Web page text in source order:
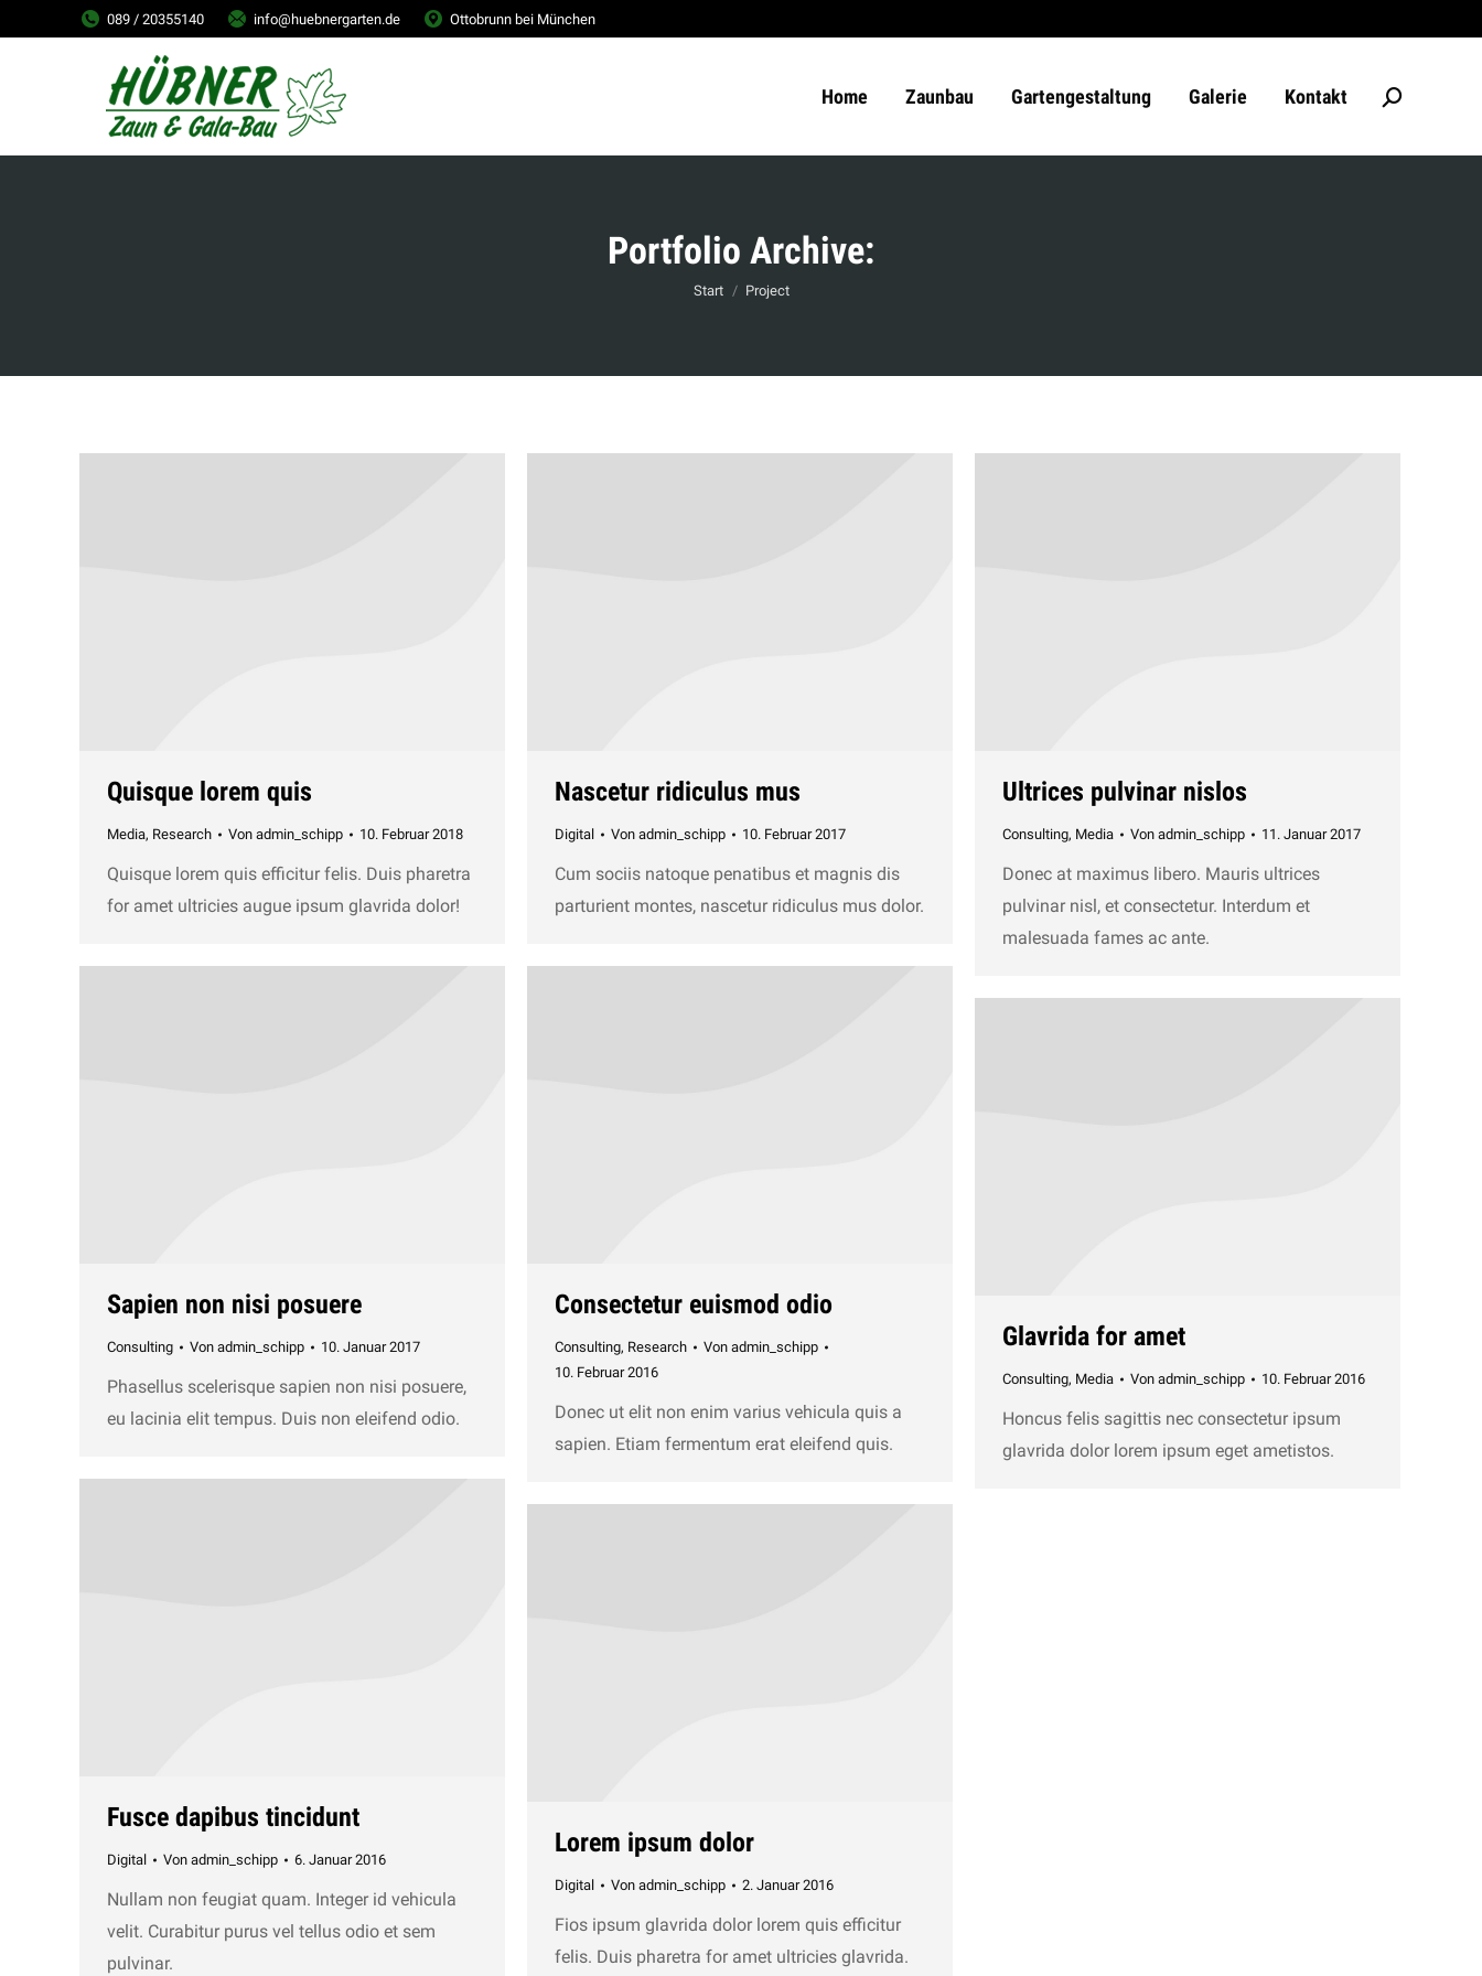
089 / 20355140 info@huebnergarten.de Ottobrunn bei München
Home Zaunbau Gartengestaltung Galerie Kontakt Search:
Portfolio Archive:
Sie befinden sich hier:
Start Project
Quisque lorem quis
Media, Research Von admin_schipp 10. Februar 2018
Quisque lorem quis efficitur felis. Duis pharetra
for amet ultricies augue ipsum glavrida dolor!
Nascetur ridiculus mus
Digital Von admin_schipp 10. Februar 2017
Cum sociis natoque penatibus et magnis dis
parturient montes, nascetur ridiculus mus dolor.
Ultrices pulvinar nislos
Consulting, Media Von admin_schipp 11. Januar 2017
Donec at maximus libero. Mauris ultrices
pulvinar nisl, et consectetur. Interdum et
malesuada fames ac ante.
Sapien non nisi posuere
Consulting Von admin_schipp 10. Januar 2017
Phasellus scelerisque sapien non nisi posuere,
eu lacinia elit tempus. Duis non eleifend odio.
Consectetur euismod odio
Consulting, Research Von admin_schipp
10. Februar 2016
Donec ut elit non enim varius vehicula quis a
sapien. Etiam fermentum erat eleifend quis.
Glavrida for amet
Consulting, Media Von admin_schipp 10. Februar 2016
Honcus felis sagittis nec consectetur ipsum
glavrida dolor lorem ipsum eget ametistos.
Fusce dapibus tincidunt
Digital Von admin_schipp 6. Januar 2016
Nullam non feugiat quam. Integer id vehicula
velit. Curabitur purus vel tellus odio et sem
pulvinar.
Lorem ipsum dolor
Digital Von admin_schipp 2. Januar 2016
Fios ipsum glavrida dolor lorem quis efficitur
felis. Duis pharetra for amet ultricies glavrida.